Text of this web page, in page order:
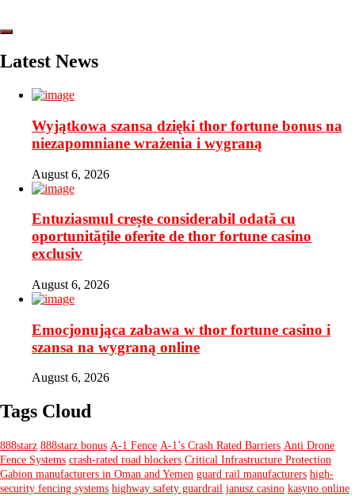
Latest News
Wyjątkowa szansa dzięki thor fortune bonus na
niezapomniane wrażenia i wygraną
August 6, 2026
Entuziasmul crește considerabil odată cu
oportunitățile oferite de thor fortune casino
exclusiv
August 6, 2026
Emocjonująca zabawa w thor fortune casino i
szansa na wygraną online
August 6, 2026
Tags Cloud
888starz 888starz bonus A-1 Fence A-1’s Crash Rated Barriers Anti Drone
Fence Systems crash-rated road blockers Critical Infrastructure Protection
Gabion manufacturers in Oman and Yemen guard rail manufacturers high-
security fencing systems highway safety guardrail janusz casino kasyno online